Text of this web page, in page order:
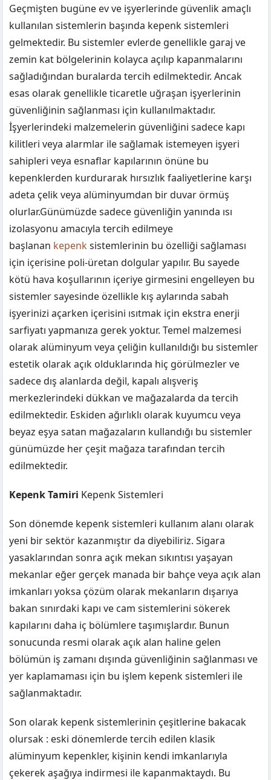
Geçmişten bugüne ev ve işyerlerinde güvenlik amaçlı
kullanılan sistemlerin başında kepenk sistemleri
gelmektedir. Bu sistemler evlerde genellikle garaj ve
zemin kat bölgelerinin kolayca açılıp kapanmalarını
sağladığından buralarda tercih edilmektedir. Ancak
esas olarak genellikle ticaretle uğraşan işyerlerinin
güvenliğinin sağlanması için kullanılmaktadır.
İşyerlerindeki malzemelerin güvenliğini sadece kapı
kilitleri veya alarmlar ile sağlamak istemeyen işyeri
sahipleri veya esnaflar kapılarının önüne bu
kepenklerden kurdurarak hırsızlık faaliyetlerine karşı
adeta çelik veya alüminyumdan bir duvar örmüş
olurlar.Günümüzde sadece güvenliğin yanında ısı
izolasyonu amacıyla tercih edilmeye
başlanan kepenksistemlerinin bu özelliği sağlaması
için içerisine poli-üretan dolgular yapılır. Bu sayede
kötü hava koşullarının içeriye girmesini engelleyen bu
sistemler sayesinde özellikle kış aylarında sabah
işyerinizi açarken içerisini ısıtmak için ekstra enerji
sarfiyatı yapmanıza gerek yoktur. Temel malzemesi
olarak alüminyum veya çeliğin kullanıldığı bu sistemler
estetik olarak açık olduklarında hiç görülmezler ve
sadece dış alanlarda değil, kapalı alışveriş
merkezlerindeki dükkan ve mağazalarda da tercih
edilmektedir. Eskiden ağırlıklı olarak kuyumcu veya
beyaz eşya satan mağazaların kullandığı bu sistemler
günümüzde her çeşit mağaza tarafından tercih
edilmektedir.
Kepenk Tamiri Kepenk Sistemleri
Son dönemde kepenk sistemleri kullanım alanı olarak
yeni bir sektör kazanmıştır da diyebiliriz. Sigara
yasaklarından sonra açık mekan sıkıntısı yaşayan
mekanlar eğer gerçek manada bir bahçe veya açık alan
imkanları yoksa çözüm olarak mekanların dışarıya
bakan sınırdaki kapı ve cam sistemlerini sökerek
kapılarını daha iç bölümlere taşımışlardır. Bunun
sonucunda resmi olarak açık alan haline gelen
bölümün iş zamanı dışında güvenliğinin sağlanması ve
yer kaplamaması için bu işlem kepenk sistemleri ile
sağlanmaktadır.
Son olarak kepenk sistemlerinin çeşitlerine bakacak
olursak : eski dönemlerde tercih edilen klasik
alüminyum kepenkler, kişinin kendi imkanlarıyla
çekerek aşağıya indirmesi ile kapanmaktaydı. Bu